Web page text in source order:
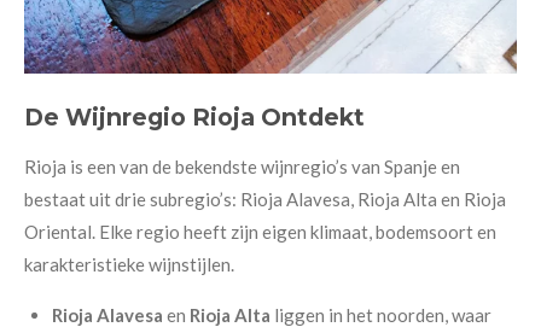
De Wijnregio Rioja Ontdekt
Rioja is een van de bekendste wijnregio’s van Spanje en
bestaat uit drie subregio’s: Rioja Alavesa, Rioja Alta en Rioja
Oriental. Elke regio heeft zijn eigen klimaat, bodemsoort en
karakteristieke wijnstijlen.
Rioja Alavesa en Rioja Alta liggen in het noorden, waar